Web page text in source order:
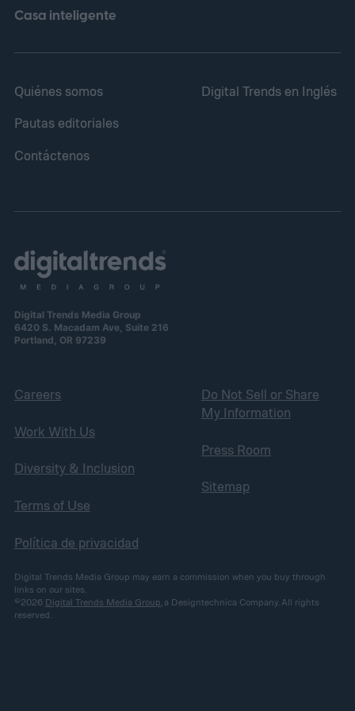
Casa inteligente
Quiénes somos
Pautas editoriales
Contáctenos
Digital Trends en Inglés
Digital Trends Media Group
6420 S. Macadam Ave, Suite 216
Portland, OR 97239
Careers
Work With Us
Diversity & Inclusion
Terms of Use
Política de privacidad
Do Not Sell or Share
My Information
Press Room
Sitemap
Digital Trends Media Group may earn a commission when you buy through
links on our sites.
©2026 Digital Trends Media Group, a Designtechnica Company. All rights
reserved.